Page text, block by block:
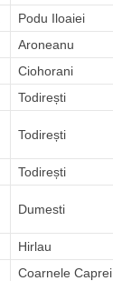
Podu Iloaiei
Aroneanu
Ciohorani
Todirești
Todirești
Todirești
Dumesti
Hirlau
Coarnele Caprei